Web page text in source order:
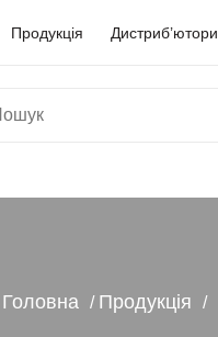
Продукція Дистриб’ютори
Головна Продукція